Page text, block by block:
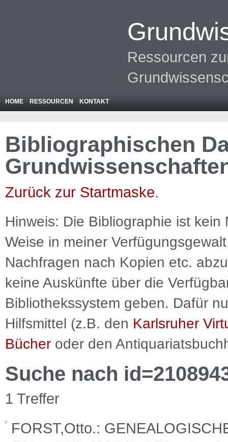
Ressourcen
HOME RESSOURCEN KONTAKT
Bibliographischen
Zurück zur Startmaske.
Hinweis: Die Bibliographie ist kein
Weise in meiner
Nachfragen nach Kopien etc.
keine Auskünfte über die
Bibliothekssystem geben. Dafür
Hilfsmittel (z.B. den Karlsruher
Bücher oder den
Suche nach
1 Treffer
FORST,Otto.: